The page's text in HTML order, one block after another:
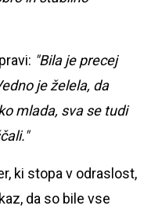
"Bila je precej
je želela, da
mlada, sva se tudi
ki stopa v odraslost,
da so bile vse